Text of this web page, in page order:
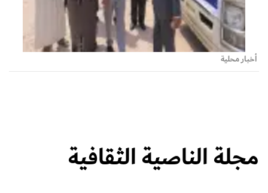
أخبار محلية
مجلة الناصية الثقافية